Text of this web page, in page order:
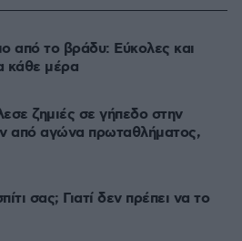
από το βράδυ: Εύκολες και
κάθε μέρα
ζημιές σε γήπεδο στην
από αγώνα πρωταθλήματος,
σας; Γιατί δεν πρέπει να το